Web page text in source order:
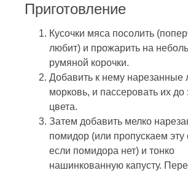
Приготовление
Кусочки мяса посолить
любит) и прожарить на
румяной корочки.
Добавить к нему нарезанные
морковь, и пассеровать их до
цвета.
Затем добавить мелко
помидор (или пропускаем
если помидора нет) и тонко
нашинкованную капусту.